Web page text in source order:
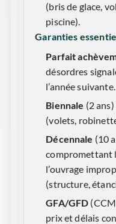
(bris de glace,
piscine).
Garanties
Parfait
désordres
l’année suivante.
Biennale (2
(volets,
Décennale (10
compromettant
l’ouvrage
(structure,
GFA/GFD
prix et délais